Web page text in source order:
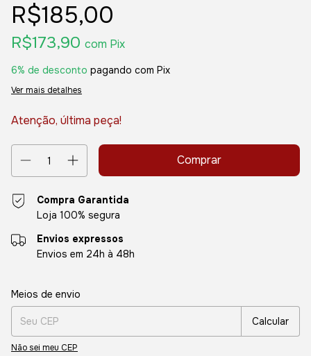
R$185,00
R$173,90 com Pix
6% de desconto pagando com Pix
Ver mais detalhes
Atenção, última peça!
Compra Garantida
Loja 100% segura
Envios expressos
Envios em 24h à 48h
Entregas para o CEP:
Meios de envio
Calcular
Não sei meu CEP